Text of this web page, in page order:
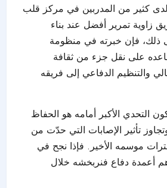
كثير من المدربين في مركز قلب
زاوية تمرير أفضل عند بناء
ذلك، فإن خبرته في منظومة
على نقل جزء من ثقافة
والتنظيم الدفاعي إلى فريقه
التحدي الأكبر أمامه هو الحفاظ
تأثير الإصابات التي حدّت من
موسمه الأخير. فإذا نجح في
أعمدة دفاع فنربخشه خلال